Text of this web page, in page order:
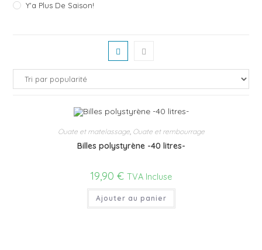
Y'a Plus De Saison!
Ouate et matelassage, Ouate et rembourrage
Billes polystyrène -40 litres-
19,90 € TVA Incluse
Ajouter au panier